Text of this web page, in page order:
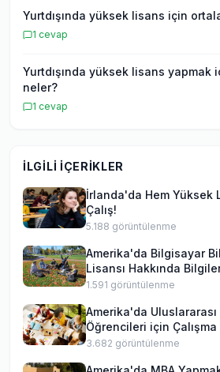
Yurtdışında yüksek lisans için
1 cevap
Yurtdışında yüksek lisans yapmak
neler?
1 cevap
İLGILI İÇERIKLER
İrlanda'da Hem Yüksek
Çalış!
5.188 görüntülenme
Amerika'da Bilgisayar
Lisansı Hakkında
1.591 görüntülenme
Amerika'da
Öğrencileri için Çalışma
3.682 görüntülenme